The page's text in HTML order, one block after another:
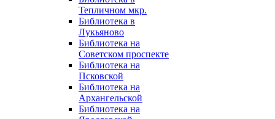
Тепличном мкр.
Библиотека в
Лукьяново
Библиотека на
Советском проспекте
Библиотека на
Псковской
Библиотека на
Архангельской
Библиотека на